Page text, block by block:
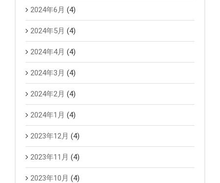
2024年6月 (4)
2024年5月 (4)
2024年4月 (4)
2024年3月 (4)
2024年2月 (4)
2024年1月 (4)
2023年12月 (4)
2023年11月 (4)
2023年10月 (4)